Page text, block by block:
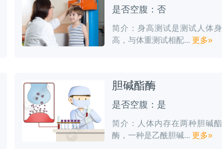
是否空腹：否
简介：身高测试是测试人体身
高，与体重测试相配... 更多»
胆碱酯酶
是否空腹：是
简介：人体内存在两种胆碱酯
酶，一种是乙酰胆碱... 更多»